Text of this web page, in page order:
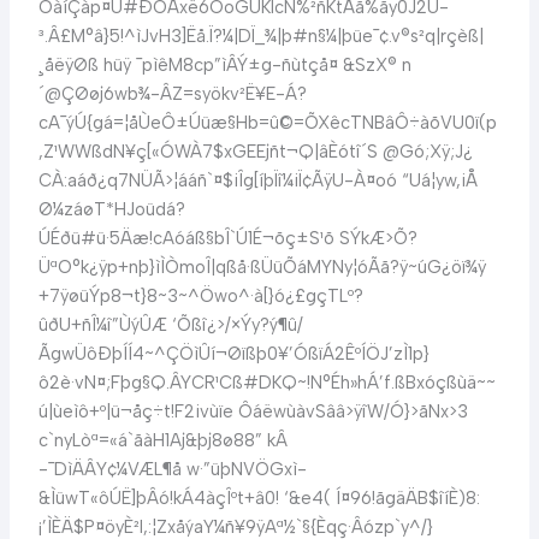
ÖàíÇàp¤Ü#ÐÖÄxë6ÓoGÛKÏcÑ%²ñKtÅã%ãy0J2U-
³.Â£M°â}5!^ìJvH3]Ëå.Ï?¼|DÏ_¾|þ#n§¼|þüe¯¢.v®s²q|rçèß|
¸åëÿØß hüÿ ¯pìêM8cp”ìÂÝ±g-ñùtçå¤ &SzX® n
´@ÇØøj6wb¾-ÂZ=syökv²Ë¥E-Á?
cA¯ýÚ{gá=¦åÙeÔ±Úüæ§Hb=û©=ÕXêcTNBâÔ÷àõVU0ï(p
,Z¹WWßd­N¥ç[«ÓWÀ7$xGEEjñt¬Q|âÈótî´S @Gó;Xÿ;J¿
CÀ:aáð¿q7NÜÃ>¦ááñ`¤$iÎg[íþÏî¼iÏ¢ÃÿU-À¤oó “Uá¦yw,iÅ­
Ø¼záøT*HJoüdá?
ÚÉðü#ü·5Äæ!cAóáß§bÎ`Ú1É¬õç±S¹õ SÝkÆ>Õ?
ÜªO°k¿ÿp+nþ}ìÌÒmoÎ|qßå·ßÜüÕáMYNy¦óÃã?ÿ~úG¿öï¾ÿ
+7ÿøüÝp8¬t}8~3~^Öwo^·à[}ó¿£gçTLº?
ûðU+ñÎ¼î”ÙýÛÆ ‘Õßî¿>/×Ýy?ý¶û/
ÃgwÜôÐþÍÍ4~^ÇÖìÛí¬Øïßþ0¥’ÓßïÁ2ÊºÍÖJ’zÌ1p}
ô2è·vN¤;Fþg§Q.ÂYCR¹Cß#DKQ~!N°Éh»hÁ’f.ßBxóçßùä~~
ú|ùeìô+º|ü¬åç÷t!F2ivùïe ÔáëwùàvSââ>ÿîW/Ó}>ãNx>3
c`nyLòª=«á`ãàH1Aj&þj8ø88” kÂ
-¯DìÄÂY¢¼VÆL¶å w·”üþNVÖGxì-
&ÌüwT«ôÚË]þÂó!kÁ4àçÎºt+â0! ‘&e4( Í¤96!ãgäÄB$îíÈ)8:
¡’ÌÈÄ$P¤öyÈ²I,:¦ZxåýaY¼ñ¥9ÿAª½`§{Èqç·Âózp`y^/}